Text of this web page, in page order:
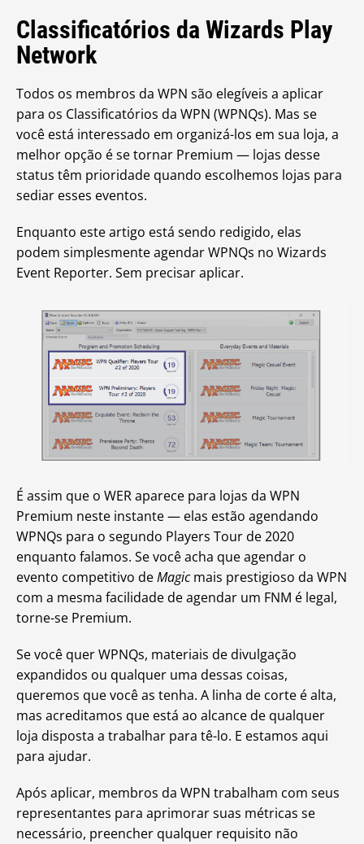
Classificatórios da Wizards Play
Network
Todos os membros da WPN são elegíveis a aplicar
para os Classificatórios da WPN (WPNQs). Mas se
você está interessado em organizá-los em sua loja, a
melhor opção é se tornar Premium — lojas desse
status têm prioridade quando escolhemos lojas para
sediar esses eventos.
Enquanto este artigo está sendo redigido, elas
podem simplesmente agendar WPNQs no Wizards
Event Reporter. Sem precisar aplicar.
É assim que o WER aparece para lojas da WPN
Premium neste instante — elas estão agendando
WPNQs para o segundo Players Tour de 2020
enquanto falamos. Se você acha que agendar o
evento competitivo deMagicmais prestigioso da WPN
com a mesma facilidade de agendar um FNM é legal,
torne-se Premium.
Se você quer WPNQs, materiais de divulgação
expandidos ou qualquer uma dessas coisas,
queremos que você as tenha. A linha de corte é alta,
mas acreditamos que está ao alcance de qualquer
loja disposta a trabalhar para tê-lo. E estamos aqui
para ajudar.
Após aplicar, membros da WPN trabalham com seus
representantes para aprimorar suas métricas se
necessário, preencher qualquer requisito não